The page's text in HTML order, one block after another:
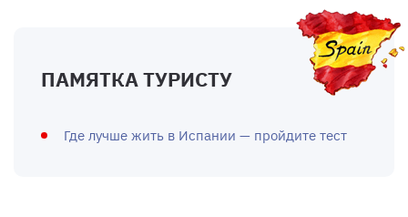
ПАМЯТКА ТУРИСТУ
Где лучше жить в Испании — пройдите тест